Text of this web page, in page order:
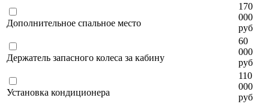
Дополнительное спальное место
170
000
руб
Держатель запасного колеса за кабину
60
000
руб
Установка кондиционера
110
000
руб